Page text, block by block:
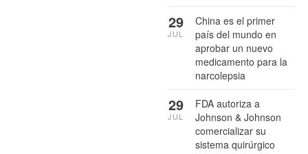
China es el primer
país del mundo en
aprobar un nuevo
medicamento para la
narcolepsia
29
JUL
FDA autoriza a
Johnson & Johnson
comercializar su
sistema quirúrgico
29
JUL